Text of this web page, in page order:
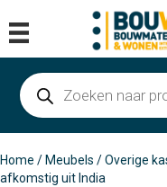
Producten
zoeken
Home / Meubels /Overige
afkomstig uit India